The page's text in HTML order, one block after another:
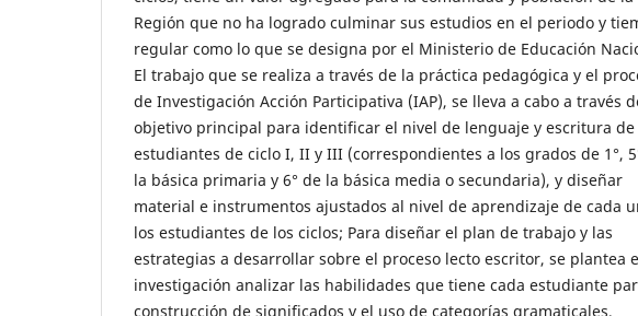
Región que no ha logrado culminar sus estudios en el periodo y
regular como lo que se designa por el Ministerio de Educación
El trabajo que se realiza a través de la práctica pedagógica y el
de Investigación Acción Participativa (IAP), se lleva a cabo a través
objetivo principal para identificar el nivel de lenguaje y escritura de
estudiantes de ciclo I, II y III (correspondientes a los grados de 1°,
la básica primaria y 6° de la básica media o secundaria), y diseñar
material e instrumentos ajustados al nivel de aprendizaje de cada
los estudiantes de los ciclos; Para diseñar el plan de trabajo y las
estrategias a desarrollar sobre el proceso lecto escritor, se plantea
investigación analizar las habilidades que tiene cada estudiante
construcción de significados y el uso de categorías gramaticales,